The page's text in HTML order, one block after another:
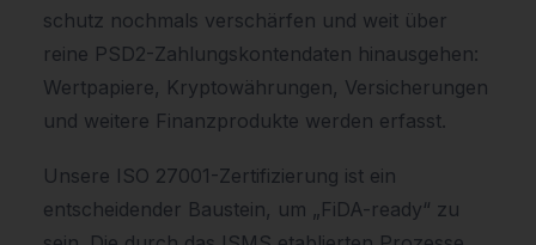
schutz nochmals verschärfen und weit über
reine PSD2-Zahlungskontendaten hinausgehen:
Wertpapiere, Kryptowährungen, Versicherungen
und weitere Finanzprodukte werden erfasst.
Unsere ISO 27001-Zertifizierung ist ein
entscheidender Baustein, um „FiDA-ready“ zu